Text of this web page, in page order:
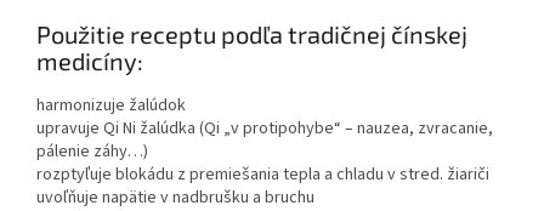
Použitie receptu podľa tradičnej čínskej
medicíny:
harmonizuje žalúdok
upravuje Qi Ni žalúdka (Qi „v protipohybe“ – nauzea, zvracanie,
pálenie záhy…)
rozptyľuje blokádu z premiešania tepla a chladu v stred. žiariči
uvoľňuje napätie v nadbrušku a bruchu